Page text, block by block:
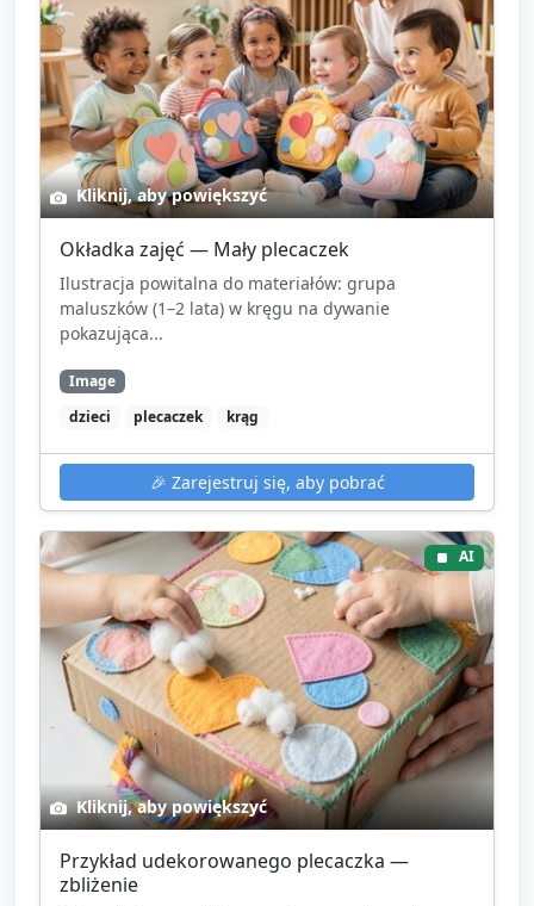
Kliknij, aby powiększyć
Okładka zajęć — Mały plecaczek
Ilustracja powitalna do materiałów: grupa
maluszków (1–2 lata) w kręgu na dywanie
pokazująca...
Image
dzieci
plecaczek krąg
🎉 Zarejestruj się, aby pobrać
AI
Kliknij, aby powiększyć
Przykład udekorowanego plecaczka —
zbliżenie